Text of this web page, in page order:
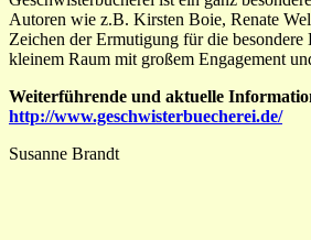
Autoren wie z.B. Kirsten Boie, Renate
Zeichen der Ermutigung für die
kleinem Raum mit großem Engagement
Weiterführende und aktuelle
http://www.geschwisterbuecherei.de/
Susanne Brandt